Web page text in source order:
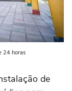
24 horas
de